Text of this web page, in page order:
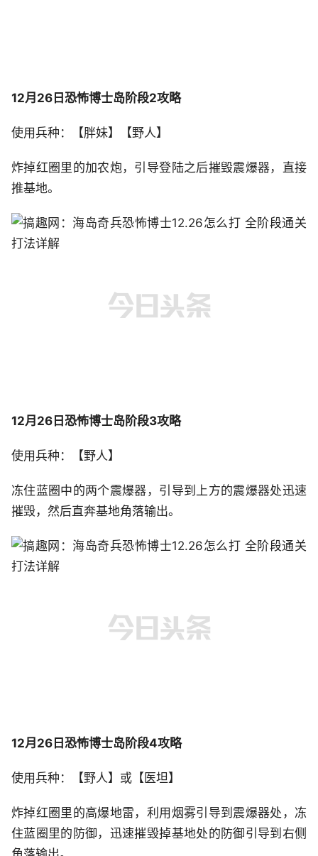
12月26日恐怖博士岛阶段2攻略
使用兵种：【胖妹】【野人】
炸掉红圈里的加农炮，引导登陆之后摧毁震爆器，直接
推基地。
12月26日恐怖博士岛阶段3攻略
使用兵种：【野人】
冻住蓝圈中的两个震爆器，引导到上方的震爆器处迅速
摧毁，然后直奔基地角落输出。
12月26日恐怖博士岛阶段4攻略
使用兵种：【野人】或【医坦】
炸掉红圈里的高爆地雷，利用烟雾引导到震爆器处，冻
住蓝圈里的防御，迅速摧毁掉基地处的防御引导到右侧